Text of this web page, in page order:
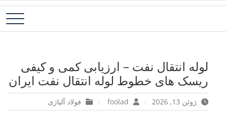
پرش فولاد آلیاژی-میلگرد آلیاژی-تسمه آلیاژی-ورق آلیاژی-لوله آلیاژی-نبشی
لوله انتقال نفت – ارزیابی کمی و کیفی
ریسک های خطوط لوله انتقال نفت ایران
ژوئن 13, 2026 فولاد آلیاژی